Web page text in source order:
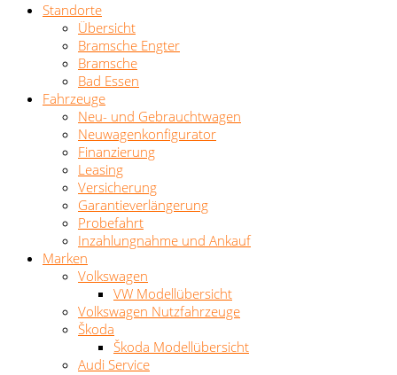
Standorte
Übersicht
Bramsche Engter
Bramsche
Bad Essen
Fahrzeuge
Neu- und Gebrauchtwagen
Neuwagenkonfigurator
Finanzierung
Leasing
Versicherung
Garantieverlängerung
Probefahrt
Inzahlungnahme und Ankauf
Marken
Volkswagen
VW Modellübersicht
Volkswagen Nutzfahrzeuge
Škoda
Škoda Modellübersicht
Audi Service